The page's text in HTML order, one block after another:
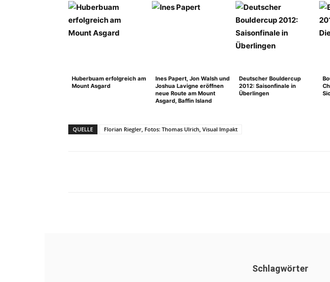
Huberbuam erfolgreich am
Mount Asgard
Ines Papert, Jon Walsh und
Joshua Lavigne eröffnen
neue Route am Mount
Asgard, Baffin Island
Deutscher Bouldercup
2012: Saisonfinale in
Überlingen
QUELLE Florian Riegler, Fotos: Thomas Ulrich, Visual Impakt
Schlagwörter